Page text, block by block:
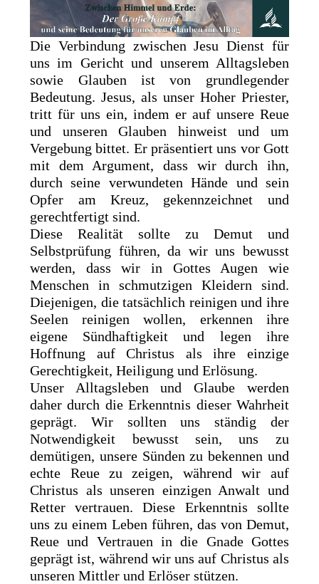
Die Verbindung zwischen Jesu Dienst für
uns im Gericht und unserem Alltagsleben
sowie Glauben ist von grundlegender
Bedeutung. Jesus, als unser Hoher Priester,
tritt für uns ein, indem er auf unsere Reue
und unseren Glauben hinweist und um
Vergebung bittet. Er präsentiert uns vor Gott
mit dem Argument, dass wir durch ihn,
durch seine verwundeten Hände und sein
Opfer am Kreuz, gekennzeichnet und
gerechtfertigt sind.
Diese Realität sollte zu Demut und
Selbstprüfung führen, da wir uns bewusst
werden, dass wir in Gottes Augen wie
Menschen in schmutzigen Kleidern sind.
Diejenigen, die tatsächlich reinigen und ihre
Seelen reinigen wollen, erkennen ihre
eigene Sündhaftigkeit und legen ihre
Hoffnung auf Christus als ihre einzige
Gerechtigkeit, Heiligung und Erlösung.
Unser Alltagsleben und Glaube werden
daher durch die Erkenntnis dieser Wahrheit
geprägt. Wir sollten uns ständig der
Notwendigkeit bewusst sein, uns zu
demütigen, unsere Sünden zu bekennen und
echte Reue zu zeigen, während wir auf
Christus als unseren einzigen Anwalt und
Retter vertrauen. Diese Erkenntnis sollte
uns zu einem Leben führen, das von Demut,
Reue und Vertrauen in die Gnade Gottes
geprägt ist, während wir uns auf Christus als
unseren Mittler und Erlöser stützen.